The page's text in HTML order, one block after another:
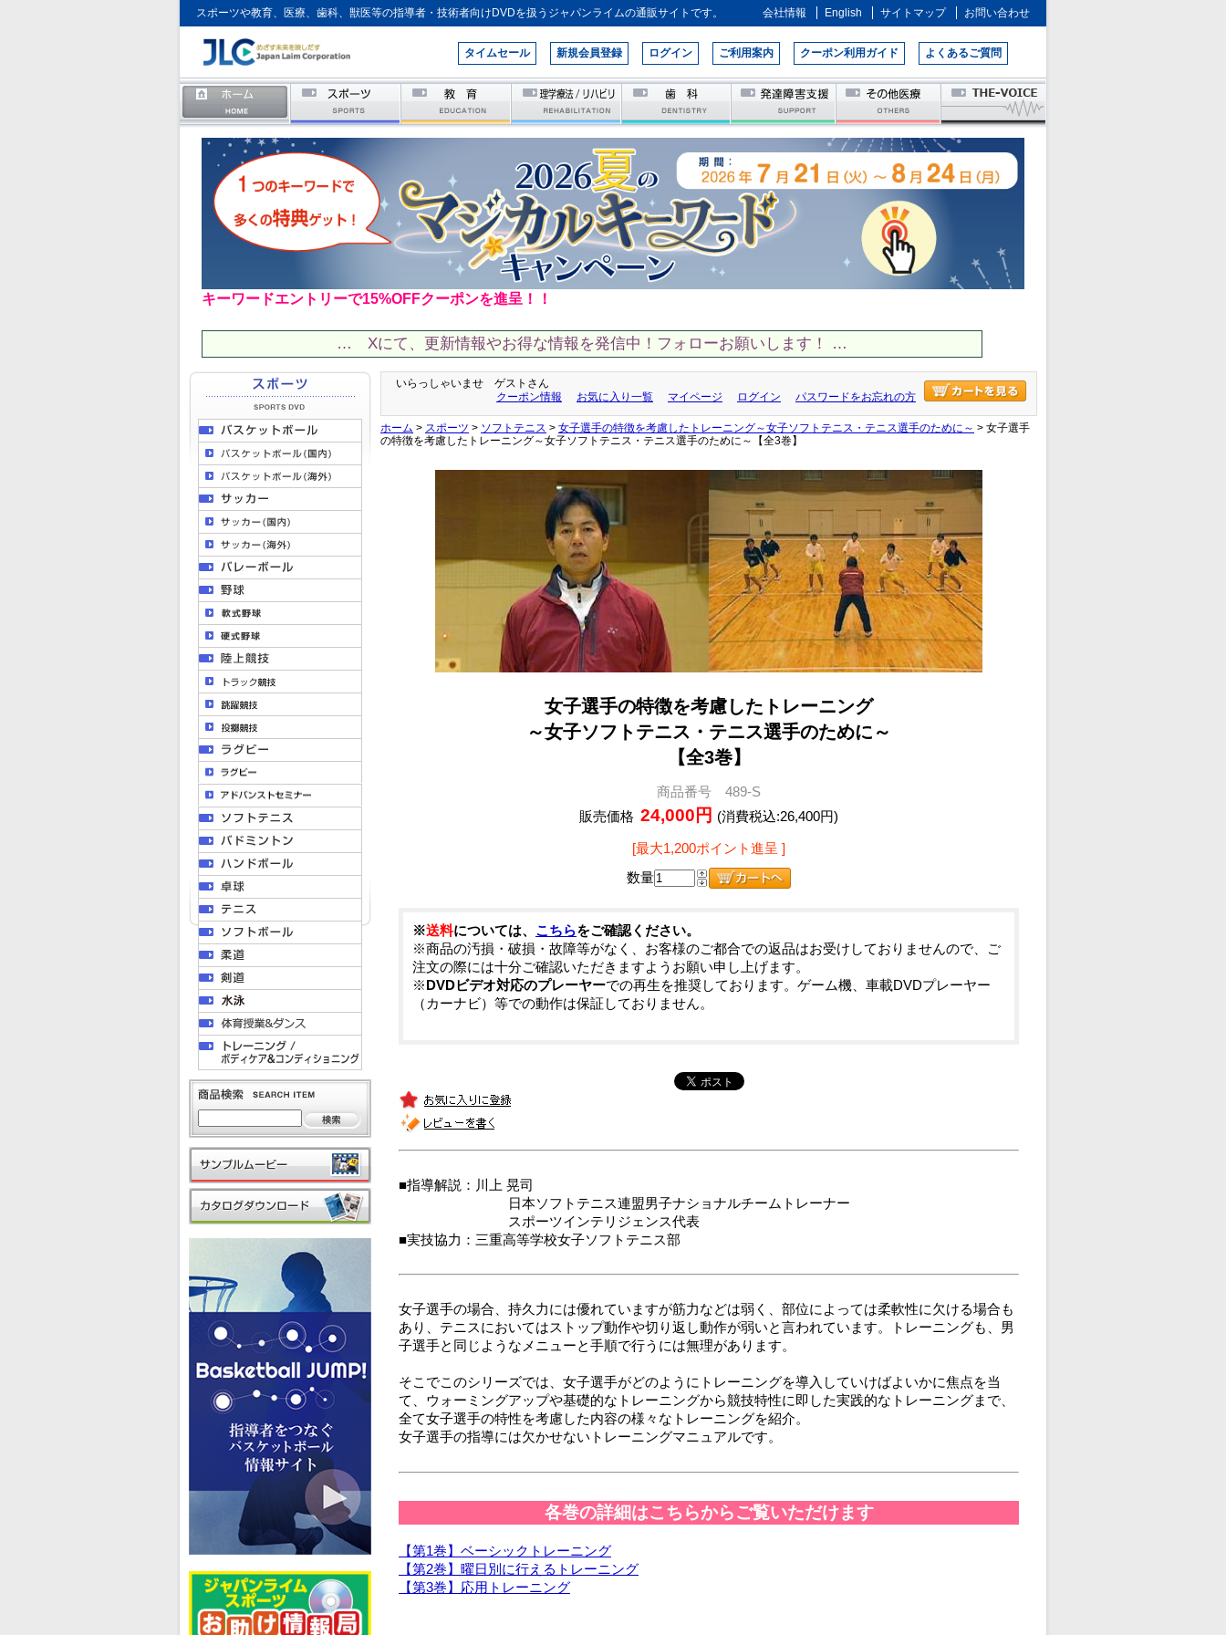
スポーツや教育、医療、歯科、獣医等の指導者・技術者向けDVDを扱うジャパンライムの通販サイトです。 会社情報 English サイトマップ お問い合わせ
タイムセール 新規会員登録 ログイン ご利用案内 クーポン利用ガイド よくあるご質問
キーワードエントリーで15%OFFクーポンを進呈！！
… Xにて、更新情報やお得な情報を発信中！フォローお願いします！ …
いらっしゃいませ ゲストさん
クーポン情報
お気に入り一覧 マイページ ログイン パスワードをお忘れの方
ホーム > スポーツ > ソフトテニス > 女子選手の特徴を考慮したトレーニング～女子ソフトテニス・テニス選手のために～ > 女子選手
の特徴を考慮したトレーニング～女子ソフトテニス・テニス選手のために～【全3巻】
女子選手の特徴を考慮したトレーニング
～女子ソフトテニス・テニス選手のために～
【全3巻】
商品番号 489-S
販売価格 24,000円 (消費税込:26,400円)
[最大1,200ポイント進呈 ]
数量
※送料については、 こちらをご確認ください。
※商品の汚損・破損・故障等がなく、お客様のご都合での返品はお受けしておりませんので、ご
注文の際には十分ご確認いただきますようお願い申し上げます。
※ DVDビデオ対応のプレーヤーでの再生を推奨しております。ゲーム機、車載DVDプレーヤー
（カーナビ）等での動作は保証しておりません。
■指導解説：川上 晃司
日本ソフトテニス連盟男子ナショナルチームトレーナー
スポーツインテリジェンス代表
■実技協力：三重高等学校女子ソフトテニス部
女子選手の場合、持久力には優れていますが筋力などは弱く、部位によっては柔軟性に欠ける場合も
あり、テニスにおいてはストップ動作や切り返し動作が弱いと言われています。トレーニングも、男
子選手と同じようなメニューと手順で行うには無理があります。
そこでこのシリーズでは、女子選手がどのようにトレーニングを導入していけばよいかに焦点を当
て、ウォーミングアップや基礎的なトレーニングから競技特性に即した実践的なトレーニングまで、
全て女子選手の特性を考慮した内容の様々なトレーニングを紹介。
女子選手の指導には欠かせないトレーニングマニュアルです。
各巻の詳細はこちらからご覧いただけます
【第1巻】ベーシックトレーニング
【第2巻】曜日別に行えるトレーニング
【第3巻】応用トレーニング